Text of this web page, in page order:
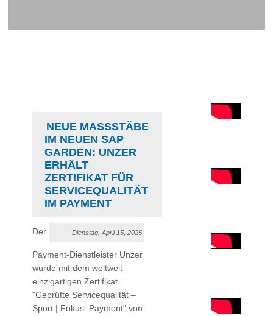
NEUE MASSSTÄBE I
M NEUEN SAP G
ARDEN: UNZER E
RHÄLT Z
ERTIFIKAT FÜR S
ERVICEQUALITÄT I
M PAYMENT
Dienstag, April 15, 2025
Der
Payment-Dienstleister Unzer
wurde mit dem weltweit
einzigartigen Zertifikat
"Geprüfte Servicequalität –
Sport | Fokus: Payment" von